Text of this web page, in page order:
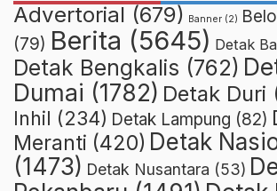
Advertorial (679) Banner (2)
(79) Berita (5645) Detak
Detak Bengkalis (762)
Dumai (1782) Detak Duri
Inhil (234) Detak Lampung (82)
Meranti (420) Detak
(1473) Detak Nusantara (53)